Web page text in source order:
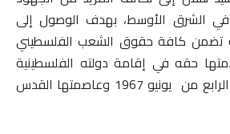
في الشرق الأوسط، بهدف الوصول إلى
تضمن كافة حقوق الشعب الفلسطيني
حقه في إقامة دولته الفلسطينية
المستقلة، على حدود الرابع من يونيو 1967 وعاصمتها القدس